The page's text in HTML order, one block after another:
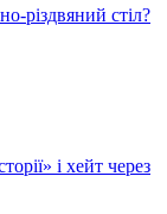
різдвяний стіл?
і хейт через